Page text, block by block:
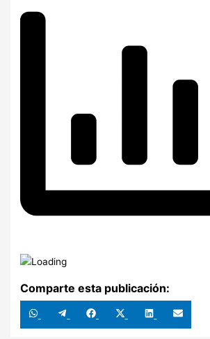
Comparte esta publicación:
Compartir
en
WhatsApp
Compartir
en
Telegram
Compartir
en
Facebook
Compartir
en
X
Compartir
en
LinkedIn
en
Email